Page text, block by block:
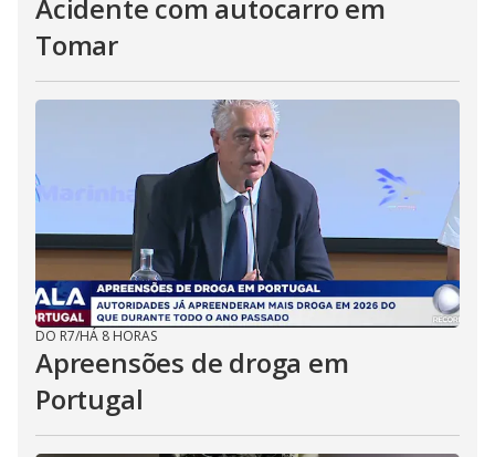
Acidente com autocarro em
Tomar
DO R7/HÁ 8 HORAS
Apreensões de droga em
Portugal